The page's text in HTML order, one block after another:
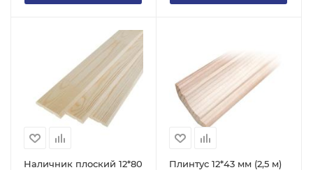
Наличник плоский 12*80
Плинтус 12*43 мм (2,5 м)